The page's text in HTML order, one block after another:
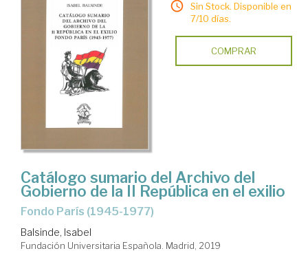
Sin Stock. Disponible en
7/10 días.
COMPRAR
Catálogo sumario del Archivo del
Gobierno de la II República en el exilio
Fondo París (1945-1977)
Balsinde, Isabel
Fundación Universitaria Española. Madrid, 2019